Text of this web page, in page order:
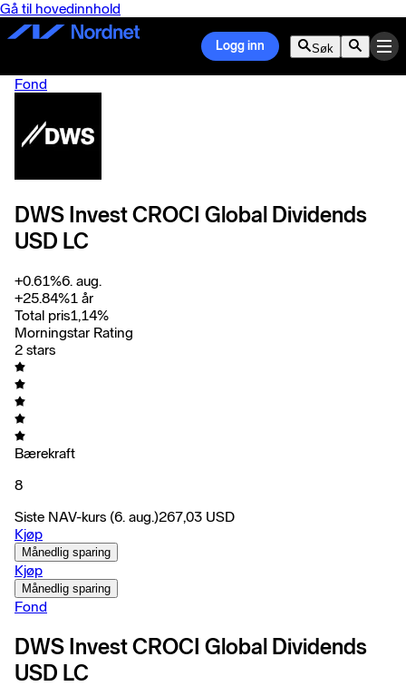
Gå til hovedinnhold
Logg inn Søk
Fond
DWS Invest CROCI Global Dividends
USD LC
+0.61%6. aug.
+25.84%1 år
Total pris1,14%
Morningstar Rating
2 stars
Bærekraft
8
Siste NAV-kurs (6. aug.)267,03 USD
Kjøp
Månedlig sparing
Kjøp
Månedlig sparing
Fond
DWS Invest CROCI Global Dividends
USD LC